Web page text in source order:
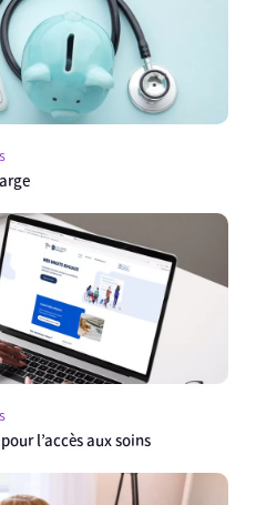
l’accès aux soins